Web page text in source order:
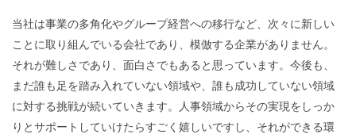
当社は事業の多角化やグループ経営への移行など、次々に新しい
ことに取り組んでいる会社であり、模倣する企業がありません。
それが難しさであり、面白さでもあると思っています。今後も、
まだ誰も足を踏み入れていない領域や、誰も成功していない領域
に対する挑戦が続いていきます。人事領域からその実現をしっか
りとサポートしていけたらすごく嬉しいですし、それができる環